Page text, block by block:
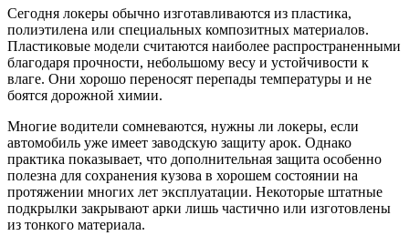
Сегодня локеры обычно изготавливаются из пластика,
полиэтилена или специальных композитных материалов.
Пластиковые модели считаются наиболее распространенными
благодаря прочности, небольшому весу и устойчивости к
влаге. Они хорошо переносят перепады температуры и не
боятся дорожной химии.
Многие водители сомневаются, нужны ли локеры, если
автомобиль уже имеет заводскую защиту арок. Однако
практика показывает, что дополнительная защита особенно
полезна для сохранения кузова в хорошем состоянии на
протяжении многих лет эксплуатации. Некоторые штатные
подкрылки закрывают арки лишь частично или изготовлены
из тонкого материала.